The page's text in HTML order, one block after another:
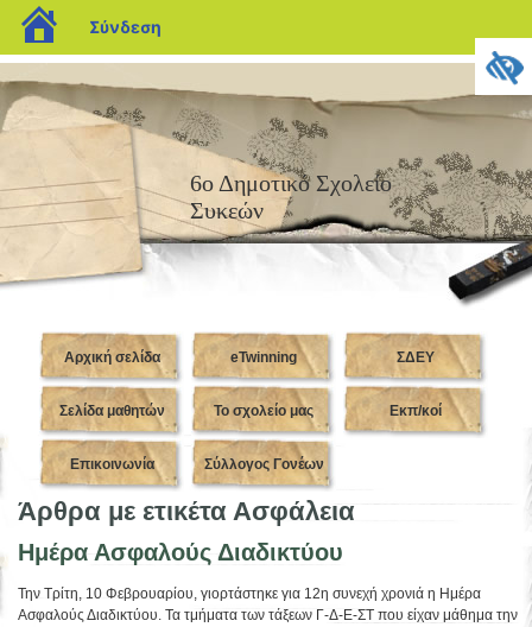
blogs.sch.gr
Σύνδεση
6ο Δημοτικό Σχολείο
Συκεών
Αρχική σελίδα eTwinning ΣΔΕΥ
Σελίδα μαθητών Το σχολείο μας Εκπ/κοί
Επικοινωνία Σύλλογος Γονέων
Άρθρα με ετικέτα Ασφάλεια
Ημέρα Ασφαλούς Διαδικτύου
Την Τρίτη, 10 Φεβρουαρίου, γιορτάστηκε για 12η συνεχή χρονιά η Ημέρα
Ασφαλούς Διαδικτύου. Τα τμήματα των τάξεων Γ-Δ-Ε-ΣΤ που είχαν μάθημα την